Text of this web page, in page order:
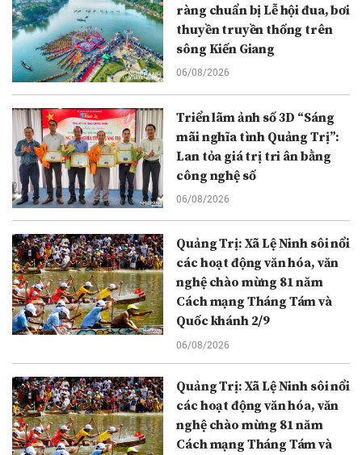
ràng chuẩn bị Lễ hội đua, bơi
thuyền truyền thống trên
sông Kiến Giang
06/08/2026
Triển lãm ảnh số 3D “Sáng
mãi nghĩa tình Quảng Trị”:
Lan tỏa giá trị tri ân bằng
công nghệ số
06/08/2026
Quảng Trị: Xã Lệ Ninh sôi nổi
các hoạt động văn hóa, văn
nghệ chào mừng 81 năm
Cách mạng Tháng Tám và
Quốc khánh 2/9
06/08/2026
Quảng Trị: Xã Lệ Ninh sôi nổi
các hoạt động văn hóa, văn
nghệ chào mừng 81 năm
Cách mạng Tháng Tám và